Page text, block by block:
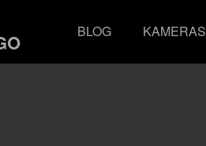
BLOG KAMERAS